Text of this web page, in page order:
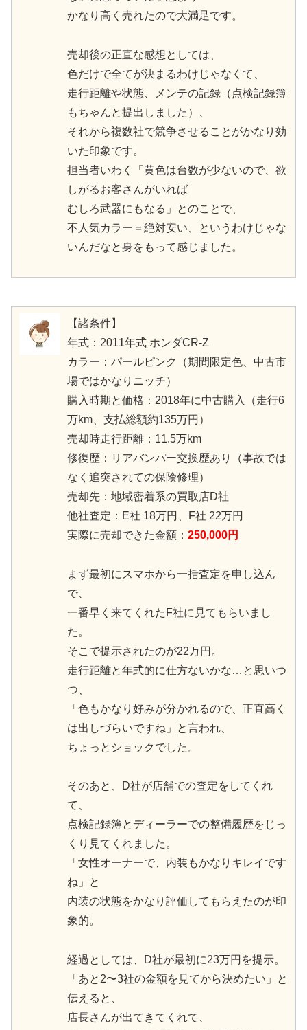
かなり高く売れたので大満足です。
売却後の正直な感想としては、
色だけで全てが決まるわけじゃなくて、
走行距離や状態、メンテの記録（点検記録簿
もちゃんと提出しました）、
それから複数社で競争させることがかなり効
いた印象です。
担当者いわく「黄色は台数が少ないので、欲
しがるお客さんがいれば
むしろ武器にもなる」とのことで、
不人気カラー＝絶対安い、というわけじゃな
いんだなと身をもって感じました。
【諸条件】
年式：2011年式 ホンダCR-Z
カラー：パールピンク（期間限定色、中古市
場ではかなりニッチ）
購入時期と価格：2018年に中古購入（走行6
万km、支払総額約135万円）
売却時走行距離：11.5万km
修復歴：リアバンパー交換歴あり（事故では
なく追突されての保険修理）
売却先：地域密着系の買取店D社
他社査定：E社 18万円、F社 22万円
実際に売却できた金額： 250,000円
まず最初にスマホから一括査定を申し込ん
で、
一番早く来てくれたF社に見てもらいまし
た。
そこで提示されたのが22万円。
走行距離と年式的に仕方ないかな…と思いつ
つ、
「色もかなり好みが分かれるので、正直高く
は出しづらいですね」と言われ、
ちょっとショックでした。
そのあと、D社が店舗での査定をしてくれ
て、
点検記録簿とディーラーでの整備履歴をじっ
くり見てくれました。
「女性オーナーで、内装もかなりキレイです
ね」と
内装の状態をかなり評価してもらえたのが印
象的。
経過としては、D社が最初に23万円を提示。
「あと2〜3社の金額を見てから決めたい」と
伝えると、
店長さんが出てきてくれて、